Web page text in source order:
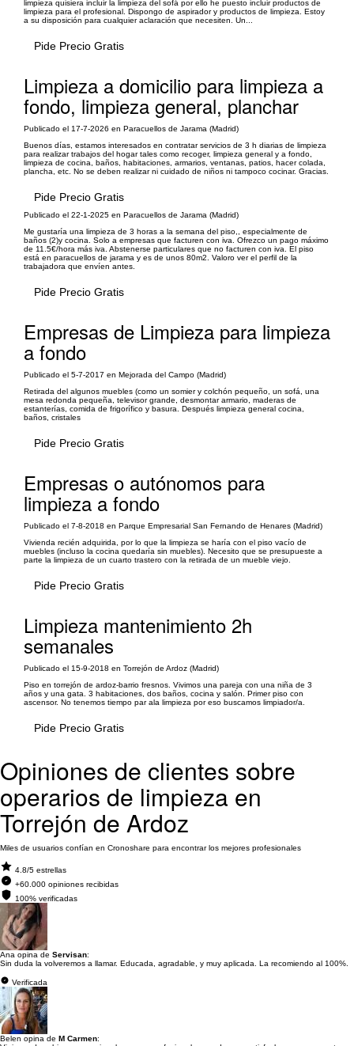
limpieza quisiera incluir la limpieza del sofá por ello he puesto incluir productos de
limpieza para el profesional. Dispongo de aspirador y productos de limpieza. Estoy
a su disposición para cualquier aclaración que necesiten. Un...
Pide Precio Gratis
Limpieza a domicilio para limpieza a
fondo, limpieza general, planchar
Publicado el 17-7-2026 en Paracuellos de Jarama (Madrid)
Buenos días, estamos interesados en contratar servicios de 3 h diarias de limpieza
para realizar trabajos del hogar tales como recoger, limpieza general y a fondo,
limpieza de cocina, baños, habitaciones, armarios, ventanas, patios, hacer colada,
plancha, etc. No se deben realizar ni cuidado de niños ni tampoco cocinar. Gracias.
Pide Precio Gratis
Publicado el 22-1-2025 en Paracuellos de Jarama (Madrid)
Me gustaría una limpieza de 3 horas a la semana del piso,, especialmente de
baños (2)y cocina. Solo a empresas que facturen con iva. Ofrezco un pago máximo
de 11.5€/hora más iva. Abstenerse particulares que no facturen con iva. El piso
está en paracuellos de jarama y es de unos 80m2. Valoro ver el perfil de la
trabajadora que envíen antes.
Pide Precio Gratis
Empresas de Limpieza para limpieza
a fondo
Publicado el 5-7-2017 en Mejorada del Campo (Madrid)
Retirada del algunos muebles (como un somier y colchón pequeño, un sofá, una
mesa redonda pequeña, televisor grande, desmontar armario, maderas de
estanterías, comida de frigorífico y basura. Después limpieza general cocina,
baños, cristales
Pide Precio Gratis
Empresas o autónomos para
limpieza a fondo
Publicado el 7-8-2018 en Parque Empresarial San Fernando de Henares (Madrid)
Vivienda recién adquirida, por lo que la limpieza se haría con el piso vacío de
muebles (incluso la cocina quedaría sin muebles). Necesito que se presupueste a
parte la limpieza de un cuarto trastero con la retirada de un mueble viejo.
Pide Precio Gratis
Limpieza mantenimiento 2h
semanales
Publicado el 15-9-2018 en Torrejón de Ardoz (Madrid)
Piso en torrejón de ardoz-barrio fresnos. Vivimos una pareja con una niña de 3
años y una gata. 3 habitaciones, dos baños, cocina y salón. Primer piso con
ascensor. No tenemos tiempo par ala limpieza por eso buscamos limpiador/a.
Pide Precio Gratis
Opiniones de clientes sobre
operarios de limpieza en
Torrejón de Ardoz
Miles de usuarios confían en Cronoshare para encontrar los mejores profesionales
4.8/5 estrellas
+60.000 opiniones recibidas
100% verificadas
Ana opina de Servisan:
Sin duda la volveremos a llamar. Educada, agradable, y muy aplicada. La recomiendo al 100%.
Verificada
Belen opina de M Carmen: